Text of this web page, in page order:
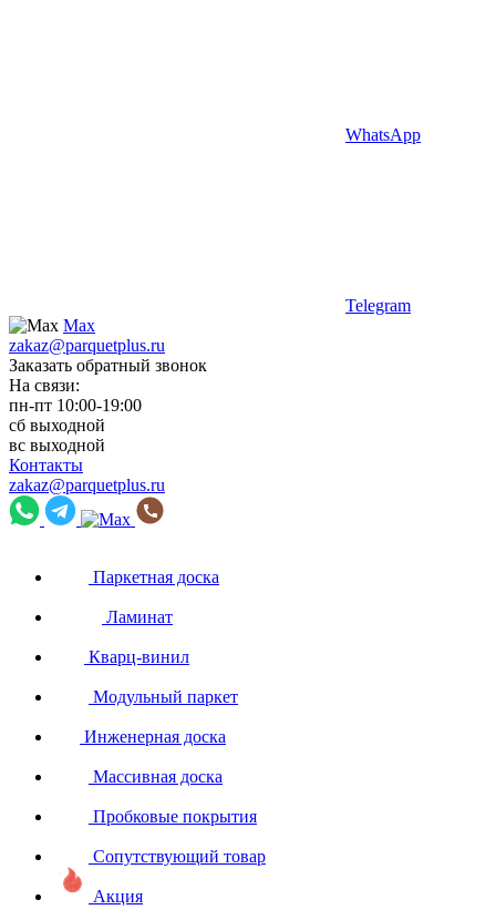
WhatsApp
Telegram
Max
zakaz@parquetplus.ru
Заказать обратный звонок
На связи:
пн-пт 10:00-19:00
сб выходной
вс выходной
Контакты
zakaz@parquetplus.ru
Паркетная доска
Ламинат
Кварц-винил
Модульный паркет
Инженерная доска
Массивная доска
Пробковые покрытия
Сопутствующий товар
Акция